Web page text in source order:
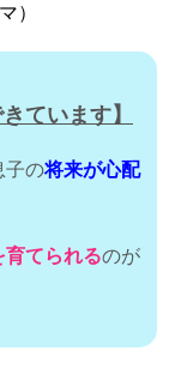
）
ています】
子の将来が心配
育てられるのが